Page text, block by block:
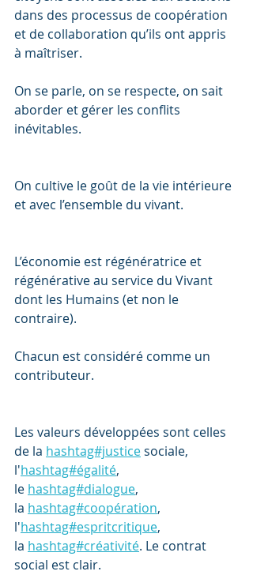
dans des processus de coopération
et de collaboration qu’ils ont appris
à maîtriser.
On se parle, on se respecte, on sait
aborder et gérer les conflits
inévitables.
On cultive le goût de la vie intérieure
et avec l’ensemble du vivant.
L’économie est régénératrice et
régénérative au service du Vivant
dont les Humains (et non le
contraire).
Chacun est considéré comme un
contributeur.
Les valeurs développées sont celles
de la hashtag#justice sociale,
l'hashtag#égalité,
le hashtag#dialogue,
la hashtag#coopération,
l'hashtag#espritcritique,
la hashtag#créativité. Le contrat
social est clair.